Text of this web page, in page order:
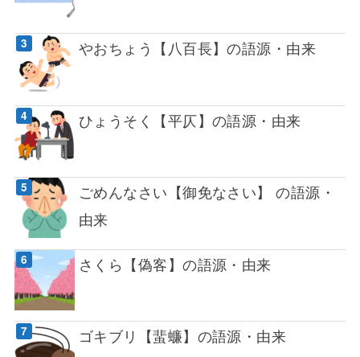
やおちょう【八百長】の語源・由来
ひょうそく【平仄】の語源・由来
ごめんなさい【御免なさい】 の語源・
由来
さくら【偽客】の語源・由来
ゴキブリ【蜚蠊】の語源・由来